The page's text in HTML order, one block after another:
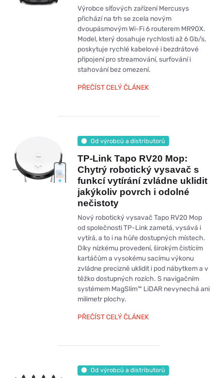
Výrobce síťových zařízení Mercusys
přichází na trh se zcela novým
dvoupásmovým Wi-Fi 6 routerem MR90X.
Model, který dosahuje rychlosti až 6 Gb/s,
poskytuje rychlé kabelové i bezdrátové
připojení pro streamování, surfování i
stahování bez omezení.
PŘEČÍST CELÝ ČLÁNEK
Od výrobců a distributorů
TP-Link Tapo RV20 Mop:
Chytrý robotický vysavač s
funkcí vytírání zvládne uklidit
jakýkoliv povrch i odolné
nečistoty
Nový robotický vysavač Tapo RV20 Mop
od společnosti TP-Link zametá, vysává i
vytírá, a to i na hůře dostupných místech.
Díky nízkému provedení, širokým čistícím
kartáčům a vysokému sacímu výkonu
zvládne precizně uklidit i pod nábytkem a v
těžko dostupných rozích. S navigačním
systémem MagSlim™ LiDAR nevynechá ani
milimetr plochy.
PŘEČÍST CELÝ ČLÁNEK
Od výrobců a distributorů